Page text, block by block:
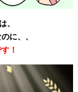
、
に、、
！